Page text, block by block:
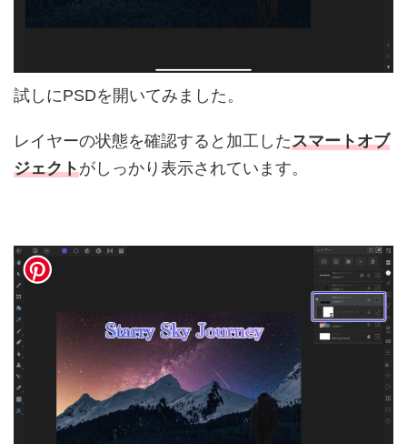
試しにPSDを開いてみました。
レイヤーの状態を確認すると加工したスマートオブ
ジェクトがしっかり表示されています。